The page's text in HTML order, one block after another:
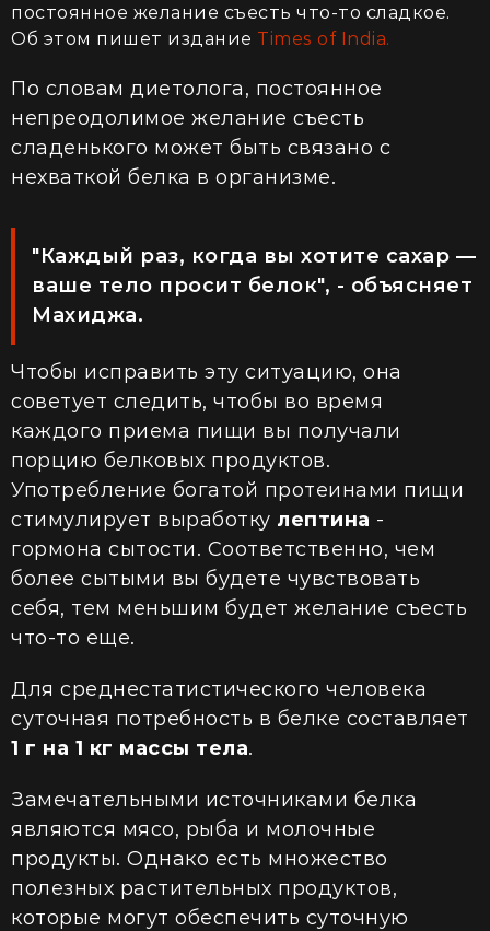
постоянное желание съесть что-то сладкое.
Об этом пишет издание Times of India.
По словам диетолога, постоянное
непреодолимое желание съесть
сладенького может быть связано с
нехваткой белка в организме.
"Каждый раз, когда вы хотите сахар —
ваше тело просит белок", - объясняет
Махиджа.
Чтобы исправить эту ситуацию, она
советует следить, чтобы во время
каждого приема пищи вы получали
порцию белковых продуктов.
Употребление богатой протеинами пищи
стимулирует выработку лептина -
гормона сытости. Соответственно, чем
более сытыми вы будете чувствовать
себя, тем меньшим будет желание съесть
что-то еще.
Для среднестатистического человека
суточная потребность в белке составляет
1 г на 1 кг массы тела.
Замечательными источниками белка
являются мясо, рыба и молочные
продукты. Однако есть множество
полезных растительных продуктов,
которые могут обеспечить суточную